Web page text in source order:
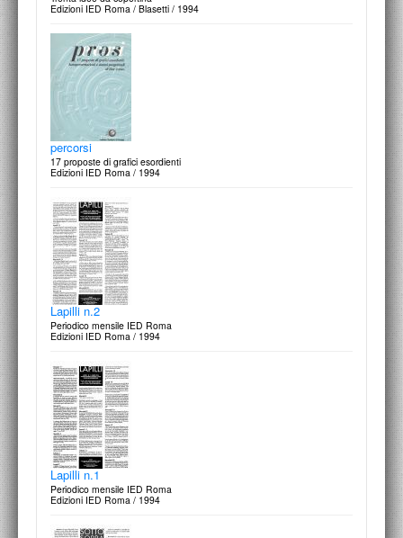
Edizioni IED Roma / Blasetti / 1994
percorsi
17 proposte di grafici esordienti
Edizioni IED Roma / 1994
Lapilli n.2
Periodico mensile IED Roma
Edizioni IED Roma / 1994
Lapilli n.1
Periodico mensile IED Roma
Edizioni IED Roma / 1994